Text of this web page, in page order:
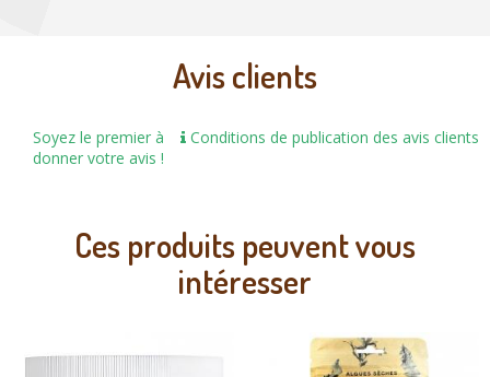
Avis clients
Conditions de publication des avis clients
Soyez le premier à
donner votre avis !
Ces produits peuvent vous
intéresser